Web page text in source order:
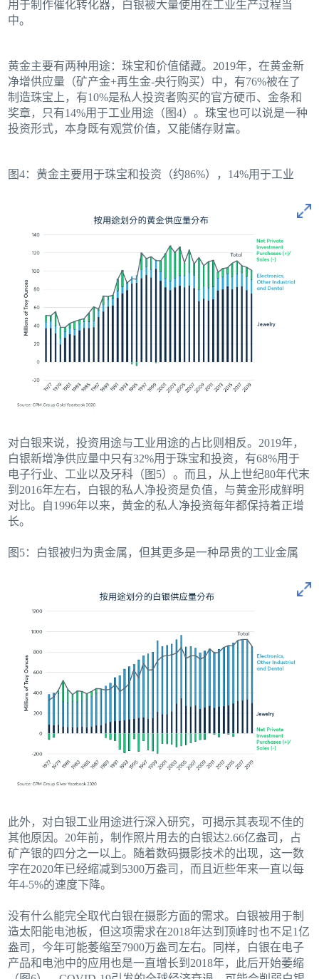
用于制作催化转化器，白银被大量使用在工业生产过程当
中。
黄金主要有两种用途：珠宝和价值储藏。2019年，在黄金新
净增供应量（矿产金+再生金-央行购买）中，有76%被在了
制造珠宝上，有10%是私人投资者购买的官方硬币、金条和
奖章，只有14%用于工业用途（图4）。珠宝也可以说是一种
投资形式，本身既有观赏价值，又能储存财富。
图4：黄金主要用于珠宝和投资（约86%），14%用于工业
对白银来说，投资用途与工业用途的占比则相反。2019年，
白银新增净供应量中只有32%用于珠宝和投资，有68%用于
电子行业、工业以及牙科（图5）。而且，从上世纪80年代末
到2016年左右，白银的私人净投资是负值，与黄金形成鲜明
对比。自1996年以来，黄金的私人净投资每年都保持着正增
长。
图5：白银被归为贵金属，但其更多是一种昂贵的工业金属
此外，对白银工业用途进行深入研究，可揭示其表现不佳的
其他原因。20年前，制作照片用去的白银达2.66亿盎司，占
矿产银的四分之一以上。随着数码摄影技术的出现，这一数
字在2020年已经缩减到5300万盎司，而且近些年来一直以每
年4-5%的速度下降。
没有什么能完全取代白银在摄影方面的需求。白银被用于制
造太阳能电池板，但这项需求在2018年达到顶峰时也不足1亿
盎司，今年可能萎缩至7900万盎司左右。同样，白银在电子
产品和电池中的应用也是一直增长到2018年，此后开始萎缩